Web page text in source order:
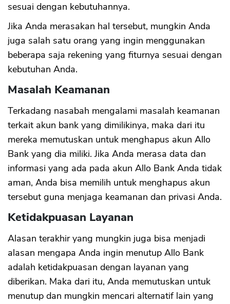
sesuai dengan kebutuhannya.
Jika Anda merasakan hal tersebut, mungkin Anda
juga salah satu orang yang ingin menggunakan
beberapa saja rekening yang fiturnya sesuai dengan
kebutuhan Anda.
Masalah Keamanan
Terkadang nasabah mengalami masalah keamanan
terkait akun bank yang dimilikinya, maka dari itu
mereka memutuskan untuk menghapus akun Allo
Bank yang dia miliki. Jika Anda merasa data dan
informasi yang ada pada akun Allo Bank Anda tidak
aman, Anda bisa memilih untuk menghapus akun
tersebut guna menjaga keamanan dan privasi Anda.
Ketidakpuasan Layanan
Alasan terakhir yang mungkin juga bisa menjadi
alasan mengapa Anda ingin menutup Allo Bank
adalah ketidakpuasan dengan layanan yang
diberikan. Maka dari itu, Anda memutuskan untuk
menutup dan mungkin mencari alternatif lain yang